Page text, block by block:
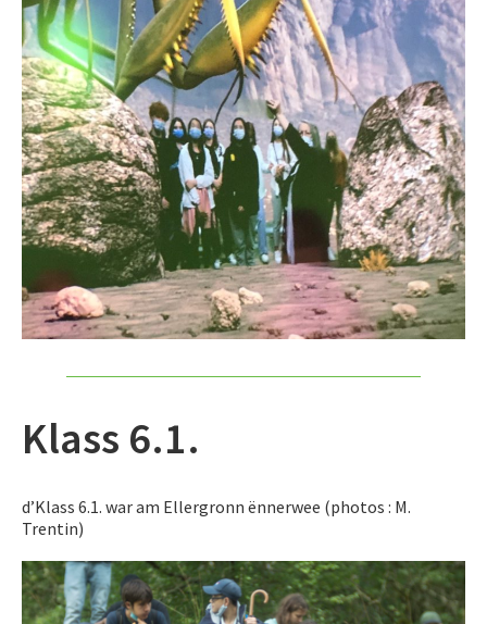
Klass 6.1.
d’Klass 6.1. war am Ellergronn ënnerwee (photos : M.
Trentin)